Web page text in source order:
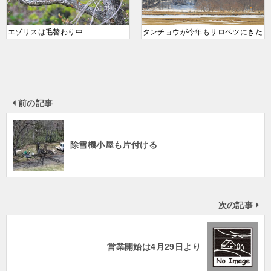
エゾリスは毛替わり中 タンチョウが今年もサロベツにきた
前の記事
除雪機小屋も片付ける
次の記事
営業開始は4月29日より